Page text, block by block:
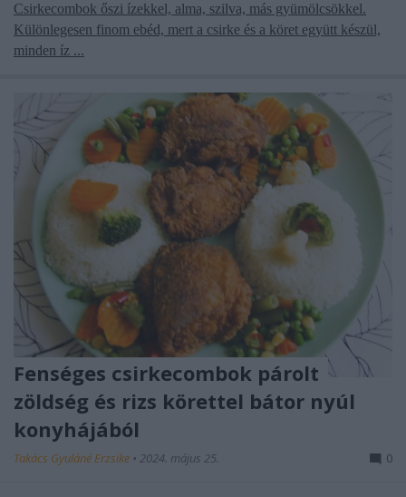
Csirkecombok őszi ízekkel, alma, szilva, más gyümölcsökkel.
Különlegesen finom ebéd, mert a csirke és a köret együtt készül,
minden íz ...
Fenséges csirkecombok párolt
zöldség és rizs körettel bátor nyúl
konyhájából
Takács Gyuláné Erzsike • 2024. május 25. 0